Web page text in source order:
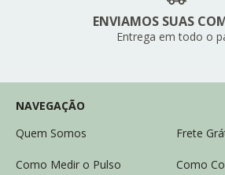
ENVIAMOS SUAS
Entrega em todo o
NAVEGAÇÃO
Quem Somos
Frete
Como Medir o Pulso Como